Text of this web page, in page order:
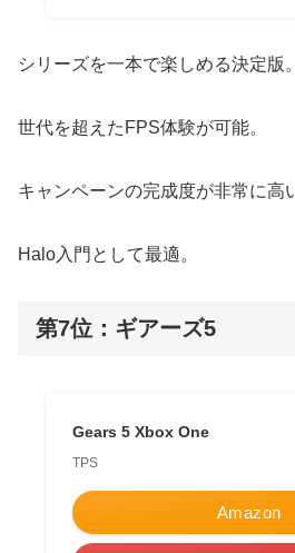
シリーズを一本で楽しめる決定版。
世代を超えたFPS体験が可能。
キャンペーンの完成度が非常に高
Halo入門として最適。
第7位：ギアーズ5
Gears 5 Xbox One
TPS
Amazon